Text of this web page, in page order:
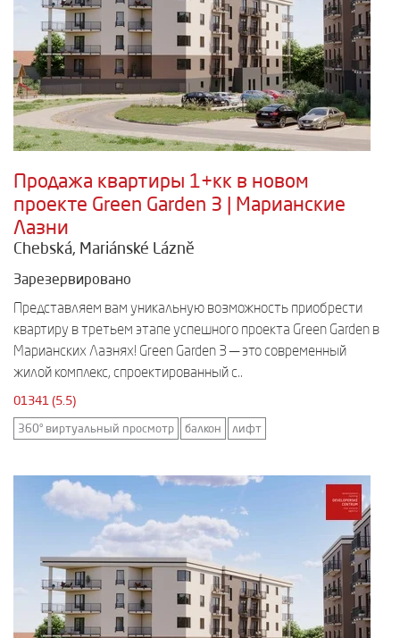
Продажа квартиры 1+кк в новом
проекте Green Garden 3 | Марианские
Лазни
Chebská, Mariánské Lázně
Зарезервировано
Представляем вам уникальную возможность приобрести
квартиру в третьем этапе успешного проекта Green Garden в
Марианских Лазнях! Green Garden 3 — это современный
жилой комплекс, спроектированный с..
01341 (5.5)
360° виртуальный просмотр балкон лифт